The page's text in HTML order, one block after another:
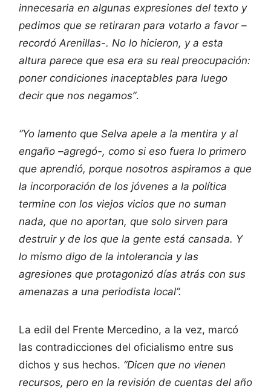
innecesaria en algunas expresiones del texto y
pedimos que se retiraran para votarlo a favor –
recordó Arenillas-. No lo hicieron, y a esta
altura parece que esa era su real preocupación:
poner condiciones inaceptables para luego
decir que nos negamos”.
“Yo lamento que Selva apele a la mentira y al
engaño –agregó-, como si eso fuera lo primero
que aprendió, porque nosotros aspiramos a que
la incorporación de los jóvenes a la política
termine con los viejos vicios que no suman
nada, que no aportan, que solo sirven para
destruir y de los que la gente está cansada. Y
lo mismo digo de la intolerancia y las
agresiones que protagonizó días atrás con sus
amenazas a una periodista local”.
La edil del Frente Mercedino, a la vez, marcó
las contradicciones del oficialismo entre sus
dichos y sus hechos. “Dicen que no vienen
recursos, pero en la revisión de cuentas del año